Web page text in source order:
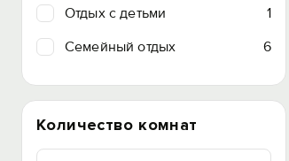
Отдых с детьми
1
Семейный отдых
6
Количество комнат